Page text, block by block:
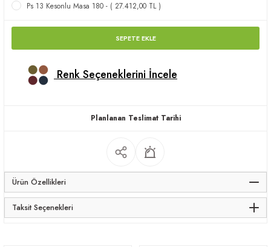
Ps 13 Kesonlu Masa 180 - ( 27.412,00 TL )
SEPETE EKLE
Renk Seçeneklerini İncele
Planlanan Teslimat Tarihi
Ürün Özellikleri
Taksit Seçenekleri